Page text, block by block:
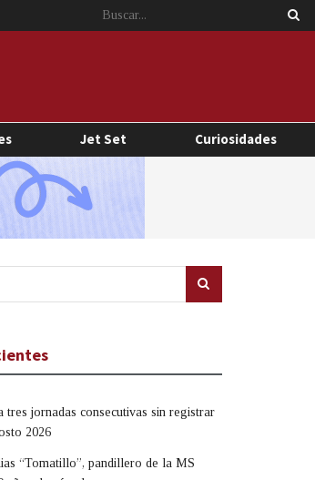
Jet Set Curiosidades
tres jornadas consecutivas sin registrar
2026
“Tomatillo”, pandillero de la MS